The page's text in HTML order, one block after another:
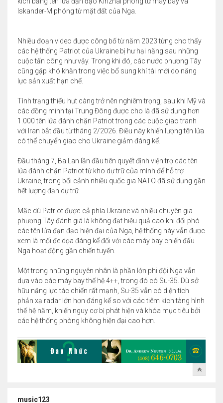
Iskander-M phóng từ mặt đất của Nga.
Nhiều đoạn video được công bố từ năm 2023 từng cho thấy
các hệ thống Patriot của Ukraine bị hư hại nặng sau những
cuộc tấn công như vậy. Trong khi đó, các nước phương Tây
cũng gặp khó khăn trong việc bổ sung khí tài mới do năng
lực sản xuất hạn chế.
Tình trạng thiếu hụt càng trở nên nghiêm trọng, sau khi Mỹ và
các đồng minh tại Trung Đông được cho là đã sử dụng hơn
1.000 tên lửa đánh chặn Patriot trong các cuộc giao tranh
với Iran bắt đầu từ tháng 2/2026. Điều này khiến lượng tên lửa
có thể chuyển giao cho Ukraine giảm đáng kể.
Đầu tháng 7, Ba Lan lần đầu tiên quyết định viện trợ các tên
lửa đánh chặn Patriot từ kho dự trữ của mình để hỗ trợ
Ukraine, trong bối cảnh nhiều quốc gia NATO đã sử dụng gần
hết lượng đạn dự trữ.
Mặc dù Patriot được cả phía Ukraine và nhiều chuyên gia
phương Tây đánh giá là không đạt hiệu quả cao khi đối phó
các tên lửa đạn đạo hiện đại của Nga, hệ thống này vẫn được
xem là mối đe dọa đáng kể đối với các máy bay chiến đấu
Nga hoạt động gần chiến tuyến.
Một trong những nguyên nhân là phần lớn phi đội Nga vẫn
dựa vào các máy bay thế hệ 4++, trong đó có Su-35. Dù sở
hữu năng lực tác chiến rất mạnh, Su-35 vẫn có diện tích
phản xạ radar lớn hơn đáng kể so với các tiêm kích tàng hình
thế hệ năm, khiến nguy cơ bị phát hiện và khóa mục tiêu bởi
các hệ thống phòng không hiện đại cao hơn.
music123